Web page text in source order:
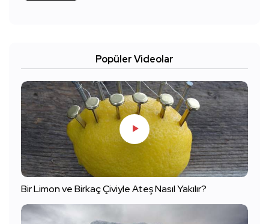
Popüler Videolar
Bir Limon ve Birkaç Çiviyle Ateş Nasıl Yakılır?